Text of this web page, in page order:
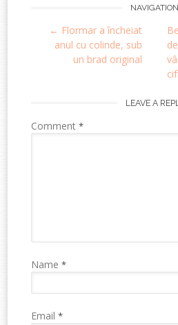
navigation
NAVIGATION
← Flormar a încheiat
anul cu colinde, sub
un brad original
LEAVE A
Comment*
Name*
Email*